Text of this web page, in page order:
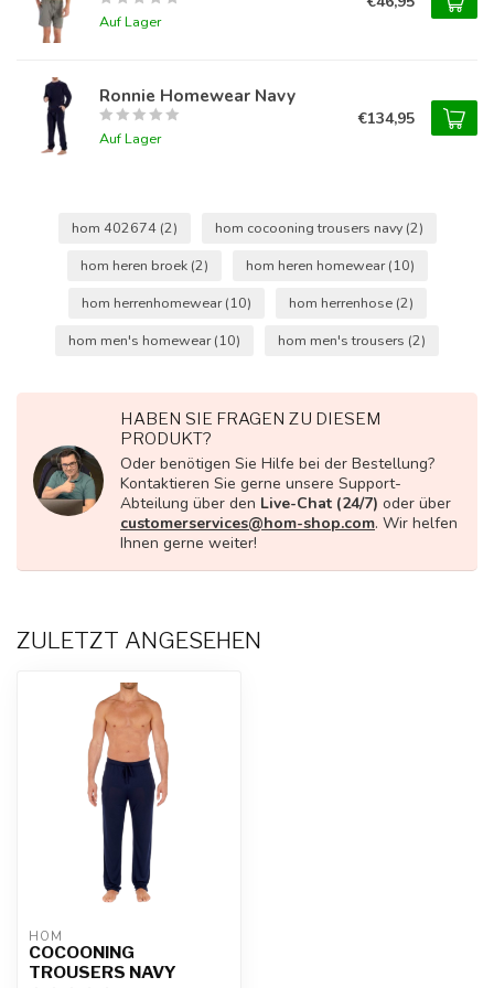
Auf Lager
Ronnie Homewear Navy
Auf Lager
€134,95
hom 402674 (2) hom cocooning trousers navy (2)
hom heren broek (2) hom heren homewear(10)
hom herrenhomewear(10) hom herrenhose (2)
hom men's homewear(10) hom men's trousers (2)
HABEN SIE FRAGEN ZU DIESEM
PRODUKT?
Oder benötigen Sie Hilfe bei der Bestellung?
Kontaktieren Sie gerne unsere Support-
Abteilung über den Live-Chat (24/7) oder über
customerservices@hom-shop.com. Wir helfen
Ihnen gerne weiter!
ZULETZT ANGESEHEN
HOM
COCOONING
TROUSERS NAVY